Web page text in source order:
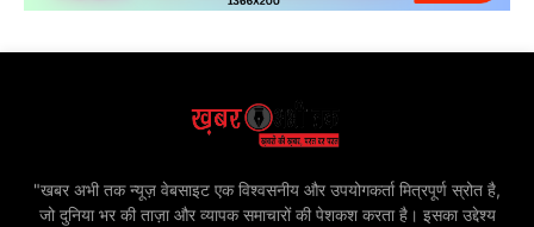
"खबर अभी तक न्यूज़ वेबसाइट एक विश्वसनीय और उपयोगकर्ता मित्रपूर्ण स्रोत है,
जो दुनिया भर की ताज़ा और व्यापक समाचारों की पेशकश करता है। इसका उद्देश्य